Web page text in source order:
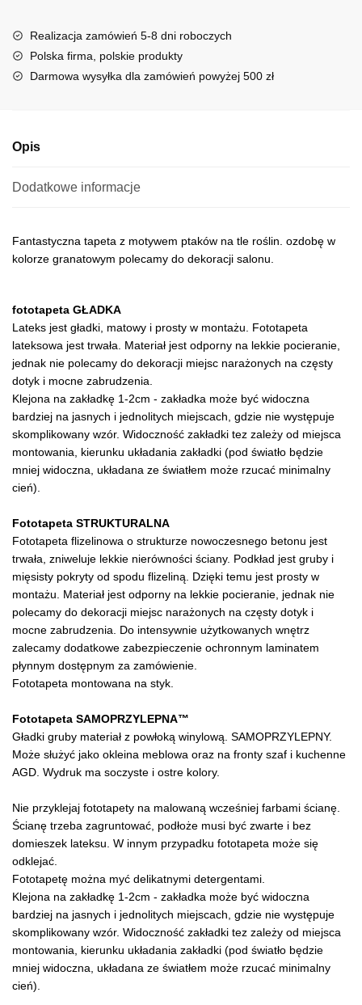
a
t
i
Realizacja zamówień 5-8 dni roboczych
Polska firma, polskie produkty
Darmowa wysyłka dla zamówień powyżej 500 zł
Opis
Dodatkowe informacje
Fantastyczna tapeta z motywem ptaków na tle roślin. ozdobę w
kolorze granatowym polecamy do dekoracji salonu.
fototapeta GŁADKA
Lateks jest gładki, matowy i prosty w montażu. Fototapeta
lateksowa jest trwała. Materiał jest odporny na lekkie pocieranie,
jednak nie polecamy do dekoracji miejsc narażonych na częsty
dotyk i mocne zabrudzenia.
Klejona na zakładkę 1-2cm - zakładka może być widoczna
bardziej na jasnych i jednolitych miejscach, gdzie nie występuje
skomplikowany wzór. Widoczność zakładki tez zależy od miejsca
montowania, kierunku układania zakładki (pod światło będzie
mniej widoczna, układana ze światłem może rzucać minimalny
cień).
Fototapeta STRUKTURALNA
Fototapeta flizelinowa o strukturze nowoczesnego betonu jest
trwała, zniweluje lekkie nierówności ściany. Podkład jest gruby i
mięsisty pokryty od spodu flizeliną. Dzięki temu jest prosty w
montażu. Materiał jest odporny na lekkie pocieranie, jednak nie
polecamy do dekoracji miejsc narażonych na częsty dotyk i
mocne zabrudzenia. Do intensywnie użytkowanych wnętrz
zalecamy dodatkowe zabezpieczenie ochronnym laminatem
płynnym dostępnym za zamówienie.
Fototapeta montowana na styk.
Fototapeta SAMOPRZYLEPNA™
Gładki gruby materiał z powłoką winylową. SAMOPRZYLEPNY.
Może służyć jako okleina meblowa oraz na fronty szaf i kuchenne
AGD. Wydruk ma soczyste i ostre kolory.
Nie przyklejaj fototapety na malowaną wcześniej farbami ścianę.
Ścianę trzeba zagruntować, podłoże musi być zwarte i bez
domieszek lateksu. W innym przypadku fototapeta może się
odklejać.
Fototapetę można myć delikatnymi detergentami.
Klejona na zakładkę 1-2cm - zakładka może być widoczna
bardziej na jasnych i jednolitych miejscach, gdzie nie występuje
skomplikowany wzór. Widoczność zakładki tez zależy od miejsca
montowania, kierunku układania zakładki (pod światło będzie
mniej widoczna, układana ze światłem może rzucać minimalny
cień).